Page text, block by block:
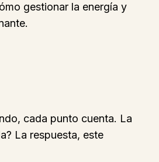
gestionar la energía y
cada punto cuenta. La
La respuesta, este